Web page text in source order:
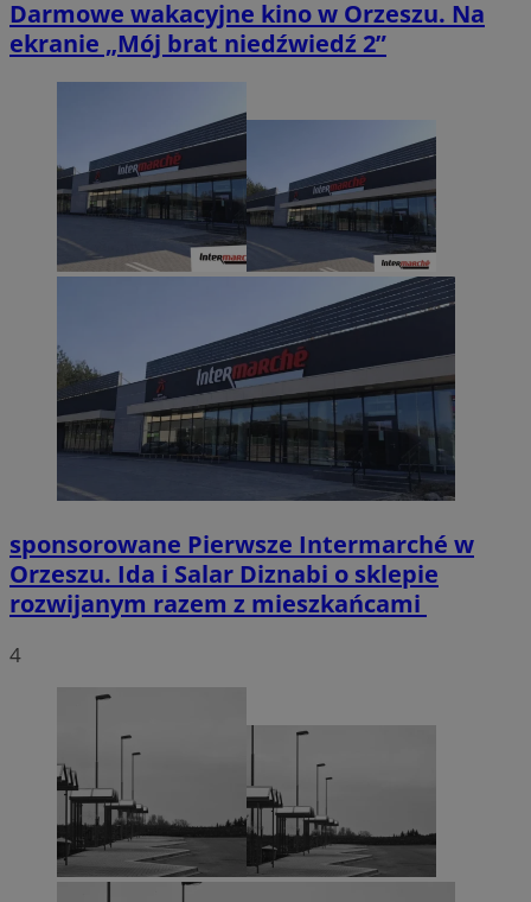
Darmowe wakacyjne kino w Orzeszu. Na
ekranie „Mój brat niedźwiedź 2”
sponsorowane Pierwsze Intermarché w
Orzeszu. Ida i Salar Diznabi o sklepie
rozwijanym razem z mieszkańcami
4